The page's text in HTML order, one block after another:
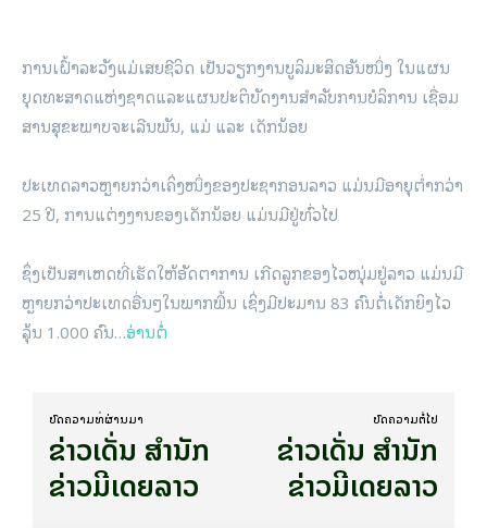
ການເຝົ້າລະວັງແມ່ເສຍຊີວິດ ເປັນວຽກງານບູລິມະສິດອັນໜຶ່ງ ໃນແຜນ
ຍຸດທະສາດແຫ່ງຊາດແລະແຜນປະຕິບັດງານສໍາລັບການບໍລິການ ເຊື່ອມ
ສານສຸຂະພາບຈະເລີນພັນ, ແມ່ ແລະ ເດັກນ້ອຍ
ປະເທດລາວຫຼາຍກວ່າເຄິ່ງໜຶ່ງຂອງປະຊາກອນລາວ ແມ່ນມີອາຍຸຕໍ່າກວ່າ
25 ປີ, ການແຕ່ງງານຂອງເດັກນ້ອຍ ແມ່ນມີຢູ່ທົ່ວໄປ
ຊຶ່ງເປັນສາເຫດທີ່ເຮັດໃຫ້ອັດຕາການ ເກີດລູກຂອງໄວໜຸ່ມຢູ່ລາວ ແມ່ນມີ
ຫຼາຍກວ່າປະເທດອື່ນໆໃນພາກພື້ນ ເຊິ່ງມີປະມານ 83 ຄົນຕໍ່ເດັກຍິງໄວ
ລຸ້ນ 1.000 ຄົນ…ອ່ານຕໍ່
ບົດ​ຄວາມ​ທີ່​ຜ່ານ​ມາ
ຂ່າວເດັ່ນ ສຳນັກ
ຂ່າວມີເດຍລາວ
ບົດ​ຄວາມ​ຕໍ່​ໄປ
ຂ່າວເດັ່ນ ສຳນັກ
ຂ່າວມີເດຍລາວ